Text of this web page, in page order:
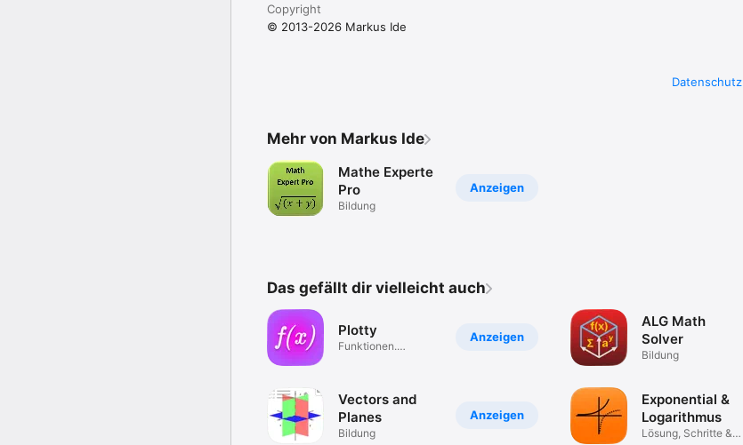
Copyright
© 2013-2026 Markus Ide
Datenschutz
Mehr von Markus Ide
Anzeigen
Mathe Experte
Pro
Bildung
Das gefällt dir vielleicht auch
Anzeigen
Plotty
Funktionen.
Anzeigen
Vectors and
Planes
Bildung
ALG Math
Solver
Bildung
Exponential &
Logarithmus
Lösung, Schritte &